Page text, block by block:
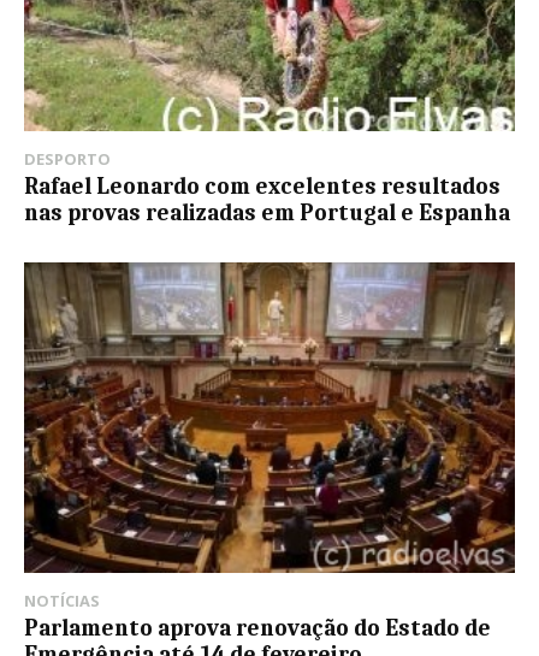
DESPORTO
Rafael Leonardo com excelentes resultados
nas provas realizadas em Portugal e Espanha
NOTÍCIAS
Parlamento aprova renovação do Estado de